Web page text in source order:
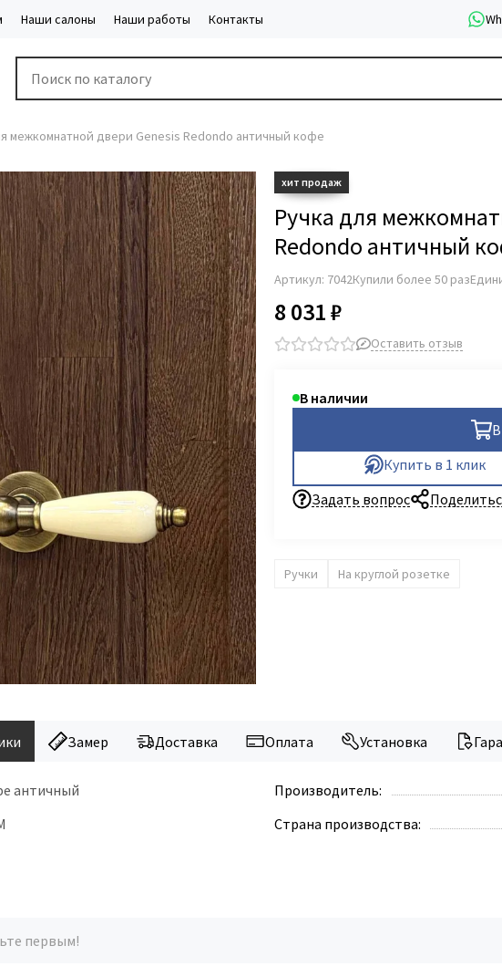
Наши салоны Наши работы Контакты
межкомнатной двери Genesis Redondo античный кофе
Ручка для
Redondo античный
Артикул: 7042Купили более 50 раз
8 031 ₽
Оставить отзыв
В наличии
Купить в 1 клик
Задать вопрос
Ручки На круглой розетке
Замер Доставка Оплата Установка
античный
Производитель:
Страна производства:
первым!